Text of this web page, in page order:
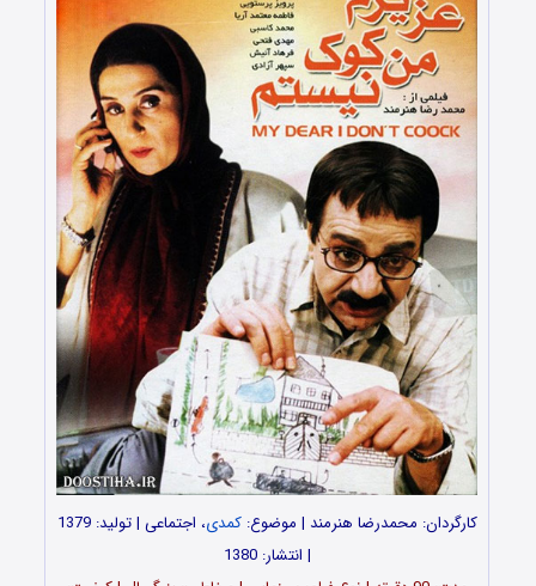
کارگردان: محمدرضا هنرمند | موضوع:کمدی
، اجتماعی | تولید: 1379
| انتشار: 1380